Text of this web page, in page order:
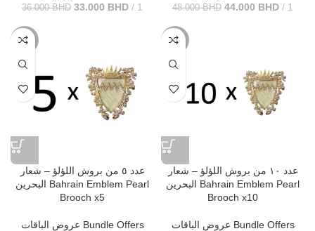
36.000BHD 33.000 BHD 1 48.000BHD 44.000 BHD 1
-8%
عدد ٥ من بروش اللؤلؤ – شعار
البحرين Bahrain Emblem Pearl
Brooch x5
عروض الباقات Bundle Offers
-13%
عدد ١٠ من بروش اللؤلؤ – شعار
البحرين Bahrain Emblem Pearl
Brooch x10
عروض الباقات Bundle Offers